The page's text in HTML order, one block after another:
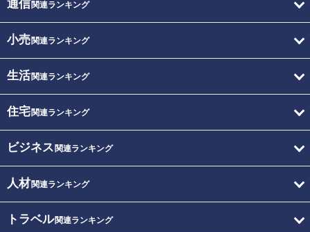
通信関連ランキング
小売関連ランキング
生活関連ランキング
住宅関連ランキング
ビジネス 関連ランキング
人材関連ランキング
トラベル関連ランキング